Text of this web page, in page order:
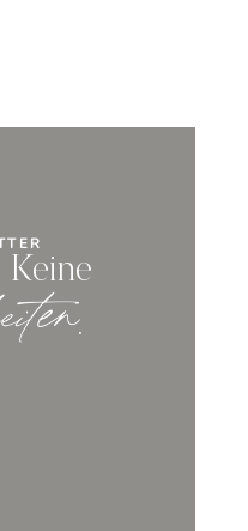
Keine
.